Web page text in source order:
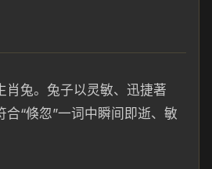
肖兔。兔子以灵敏、迅捷著
“倏忽”一词中瞬间即逝、敏